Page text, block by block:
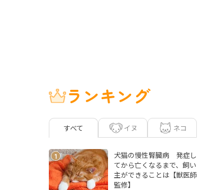
ランキング
すべて イヌ ネコ
1
犬猫の慢性腎臓病 発症し
てから亡くなるまで、飼い
主ができることは【獣医師
監修】